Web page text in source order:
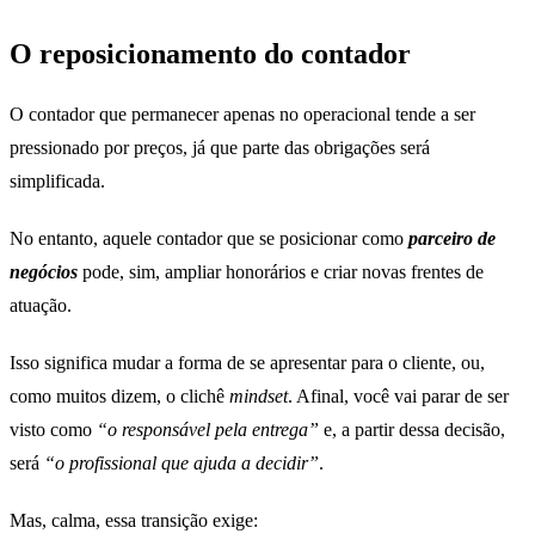
O reposicionamento do contador
O contador que permanecer apenas no operacional tende a ser
pressionado por preços, já que parte das obrigações será
simplificada.
No entanto, aquele contador que se posicionar como parceiro de
negócios pode, sim, ampliar honorários e criar novas frentes de
atuação.
Isso significa mudar a forma de se apresentar para o cliente, ou,
como muitos dizem, o clichê mindset. Afinal, você vai parar de ser
visto como “o responsável pela entrega” e, a partir dessa decisão,
será “o profissional que ajuda a decidir”.
Mas, calma, essa transição exige: